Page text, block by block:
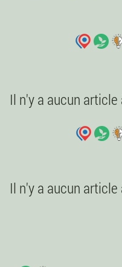
Il n'y a aucun
Il n'y a aucun